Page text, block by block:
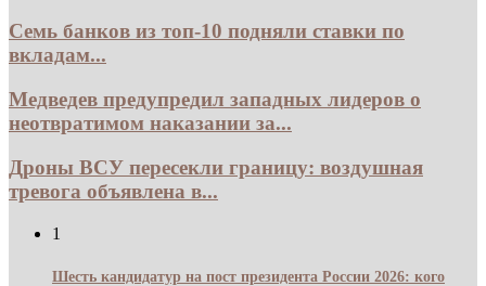
Семь банков из топ-10 подняли ставки по
вкладам...
Медведев предупредил западных лидеров о
неотвратимом наказании за...
Дроны ВСУ пересекли границу: воздушная
тревога объявлена в...
1
Шесть кандидатур на пост президента России 2026: кого